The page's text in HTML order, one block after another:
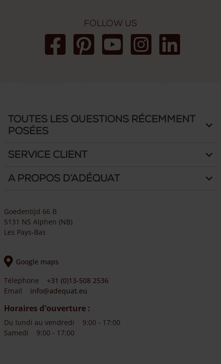
Follow us
Toutes les questions récemment
posées
Service client
A propos d’Adéquat
Goedentijd 66 B
5131 NS Alphen (NB)
Les Pays-Bas
Google maps
Télephone
+31 (0)13-508 2536
Email
info@adequat.eu
Horaires d'ouverture :
Du lundi au vendredi
9:00 - 17:00
Samedi
9:00 - 17:00